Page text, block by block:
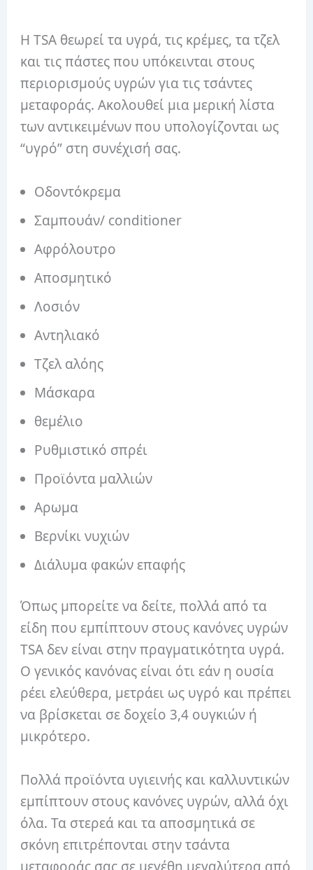
Η TSA θεωρεί τα υγρά, τις κρέμες, τα τζελ
και τις πάστες που υπόκεινται στους
περιορισμούς υγρών για τις τσάντες
μεταφοράς. Ακολουθεί μια μερική λίστα
των αντικειμένων που υπολογίζονται ως
“υγρό” στη συνέχισή σας.
Οδοντόκρεμα
Σαμπουάν/ conditioner
Αφρόλουτρο
Αποσμητικό
Λοσιόν
Αντηλιακό
Τζελ αλόης
Μάσκαρα
θεμέλιο
Ρυθμιστικό σπρέι
Προϊόντα μαλλιών
Αρωμα
Βερνίκι νυχιών
Διάλυμα φακών επαφής
Όπως μπορείτε να δείτε, πολλά από τα
είδη που εμπίπτουν στους κανόνες υγρών
TSA δεν είναι στην πραγματικότητα υγρά.
Ο γενικός κανόνας είναι ότι εάν η ουσία
ρέει ελεύθερα, μετράει ως υγρό και πρέπει
να βρίσκεται σε δοχείο 3,4 ουγκιών ή
μικρότερο.
Πολλά προϊόντα υγιεινής και καλλυντικών
εμπίπτουν στους κανόνες υγρών, αλλά όχι
όλα. Τα στερεά και τα αποσμητικά σε
σκόνη επιτρέπονται στην τσάντα
μεταφοράς σας σε μεγέθη μεγαλύτερα από